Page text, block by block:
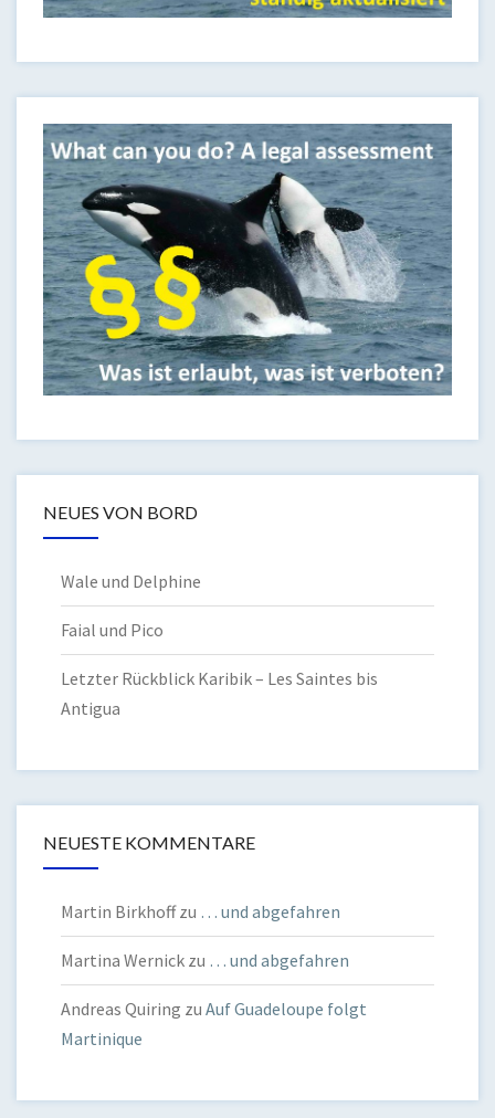
NEUES VON BORD
Wale und Delphine
Faial und Pico
Letzter Rückblick Karibik – Les Saintes bis
Antigua
NEUESTE KOMMENTARE
Martin Birkhoffzu … und abgefahren
Martina Wernick zu … und abgefahren
Andreas Quiring zu Auf Guadeloupe folgt
Martinique